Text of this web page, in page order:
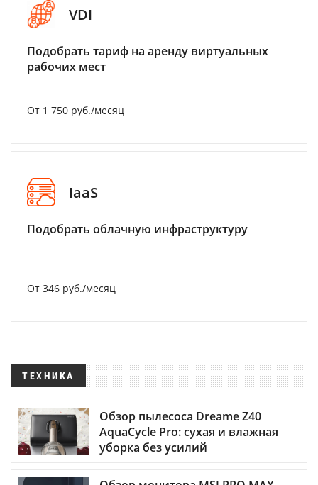
VDI
Подобрать тариф на аренду виртуальных
рабочих мест
От 1 750 руб./месяц
IaaS
Подобрать облачную инфраструктуру
От 346 руб./месяц
ТЕХНИКА
Обзор пылесоса Dreame Z40
AquaCycle Pro: сухая и влажная
уборка без усилий